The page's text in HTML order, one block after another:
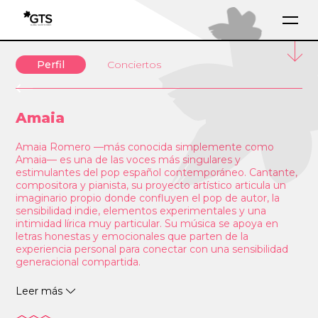
Perfil Conciertos
Amaia
Amaia Romero —más conocida simplemente como
Amaia— es una de las voces más singulares y
estimulantes del pop español contemporáneo. Cantante,
compositora y pianista, su proyecto artístico articula un
imaginario propio donde confluyen el pop de autor, la
sensibilidad indie, elementos experimentales y una
intimidad lírica muy particular. Su música se apoya en
letras honestas y emocionales que parten de la
experiencia personal para conectar con una sensibilidad
generacional compartida.
Tras su salto a la fama como ganadora de Operación
Triunfo en 2017,Amaia ha ido construyendo una carrera
Leer más